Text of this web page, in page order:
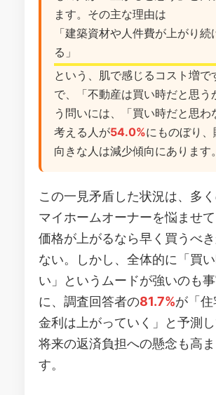
ます。その主な理由は
「建築資材や人件費が上がり続
る」
という、肌で感じるコスト増で
で、「不動産は買い時だと思う
う問いには、「買い時だと思わ
考える人が54.0%にものぼり
向きな人は減少傾向にあります。
この一見矛盾した状況は、多
マイホームオーナーを悩ませて
価格が上がるなら早く買うべ
ない。しかし、全体的に「買
い」というムードが強いのも
に、調査回答者の81.7%が「
金利は上がっていく」と予測し
将来の返済負担への懸念も高
す。